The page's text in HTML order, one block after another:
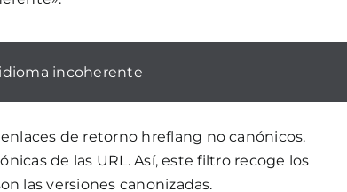
incoherente
de retorno hreflang no canónicos.
de las URL. Así, este filtro recoge los
las versiones canonizadas.